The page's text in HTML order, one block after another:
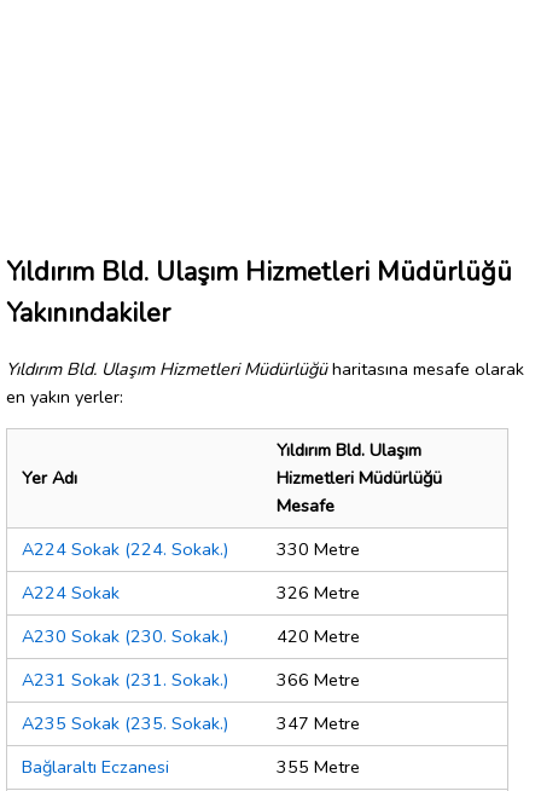
Yıldırım Bld. Ulaşım Hizmetleri Müdürlüğü
Yakınındakiler
Yıldırım Bld. Ulaşım Hizmetleri Müdürlüğüharitasına mesafe olarak
en yakın yerler:
Yer Adı
Yıldırım Bld. Ulaşım
Hizmetleri Müdürlüğü
Mesafe
A224 Sokak (224. Sokak.)
330 Metre
A224 Sokak
326 Metre
A230 Sokak (230. Sokak.)
420 Metre
A231 Sokak (231. Sokak.)
366 Metre
A235 Sokak (235. Sokak.)
347 Metre
Bağlaraltı Eczanesi
355 Metre